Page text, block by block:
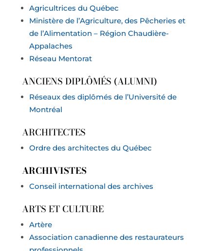
Agricultrices du Québec
Ministère de l’Agriculture, des Pêcheries et
de l’Alimentation – Région Chaudière-
Appalaches
Réseau Mentorat
ANCIENS DIPLÔMÉS (ALUMNI)
Réseaux des diplômés de l’Université de
Montréal
ARCHITECTES
Ordre des architectes du Québec
ARCHIVISTES
Conseil international des archives
ARTS ET CULTURE
Artère
Association canadienne des restaurateurs